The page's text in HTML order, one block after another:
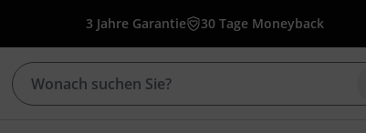
3 Jahre Garantie 30 Tage Moneyback